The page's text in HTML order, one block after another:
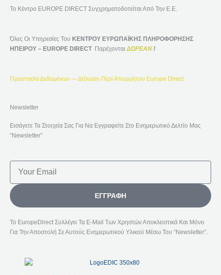
Το Κέντρο EUROPE DIRECT Συγχρηματοδοτείται Από Την Ε.Ε.
Όλες Οι Υπηρεσίες Του ΚΕΝΤΡΟΥ ΕΥΡΩΠΑΪΚΗΣ ΠΛΗΡΟΦΟΡΗΣΗΣ
ΗΠΕΙΡΟΥ – EUROPE DIRECT Παρέχονται ΔΩΡΕΑΝ !
Προστασία Δεδομένων — Δήλωση Περί Απορρήτου Europe Direct
Newsletter
Εισάγετε Τα Στοιχεία Σας Για Να Εγγραφείτε Στο Ενημερωτικό Δελτίο Μας
“Newsletter”
ΕΓΓΡΑΦΉ
Το EuropeDirect Συλλέγει Τα E-Mail Των Χρηστών Αποκλειστικά Και Μόνο
Για Την Αποστολή Σε Αυτούς Ενημερωτικού Υλικού Μέσω Του “Newsletter”.